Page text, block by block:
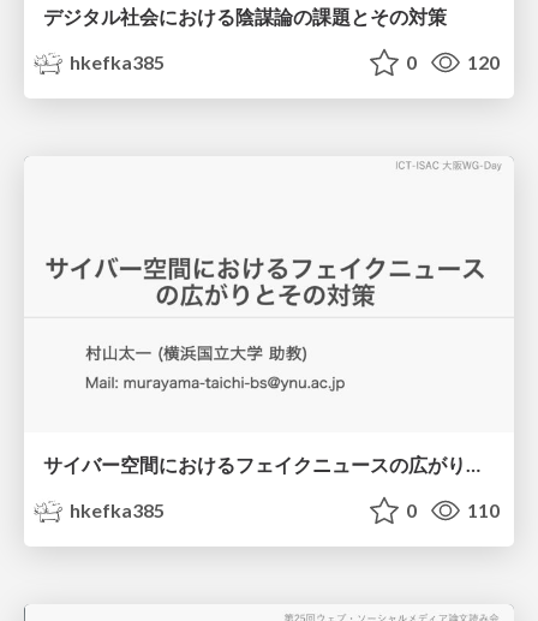
デジタル社会における陰謀論の課題とその対策
hkefka385
0 120
サイバー空間におけるフェイクニュースの広がりとその対策
hkefka385
0 110